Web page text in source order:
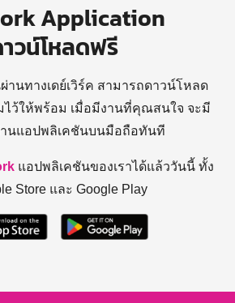
Application
วน์โหลดฟรี
านทางเดย์เวิร์ค สามารถดาวน์โหลด
ไว้ให้พร้อม เมื่อมีงานที่คุณสนใจ จะมี
านแอปพลิเคชันบนมือถือทันที
แอปพลิเคชันของเราได้แล้ววันนี้ ทั้ง
Store และ Google Play